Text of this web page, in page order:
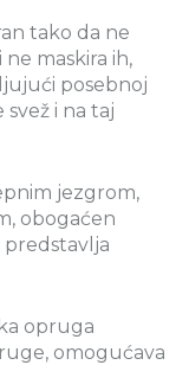
tako da ne
maskira ih,
posebnoj
i na taj
jezgrom,
obogaćen
predstavlja
opruga
omogućava